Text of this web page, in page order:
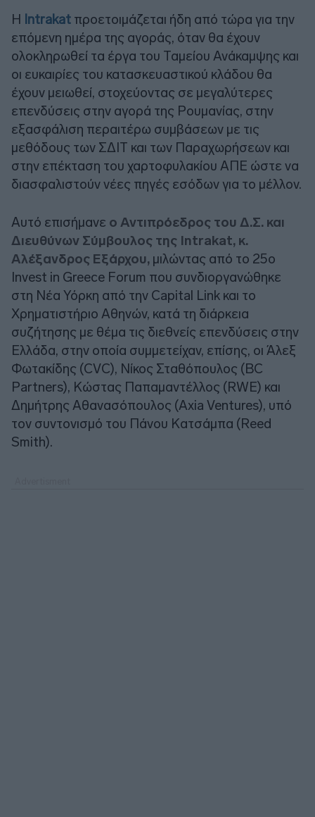
H Intrakat προετοιμάζεται ήδη από τώρα για την
επόμενη ημέρα της αγοράς, όταν θα έχουν
ολοκληρωθεί τα έργα του Ταμείου Ανάκαμψης και
οι ευκαιρίες του κατασκευαστικού κλάδου θα
έχουν μειωθεί, στοχεύοντας σε μεγαλύτερες
επενδύσεις στην αγορά της Ρουμανίας, στην
εξασφάλιση περαιτέρω συμβάσεων με τις
μεθόδους των ΣΔΙΤ και των Παραχωρήσεων και
στην επέκταση του χαρτοφυλακίου ΑΠΕ ώστε να
διασφαλιστούν νέες πηγές εσόδων για το μέλλον.
Αυτό επισήμανε ο Αντιπρόεδρος του Δ.Σ. και
Διευθύνων Σύμβουλος της Intrakat, κ.
Αλέξανδρος Εξάρχου, μιλώντας από το 25o
Invest in Greece Forum που συνδιοργανώθηκε
στη Νέα Υόρκη από την Capital Link και το
Χρηματιστήριο Αθηνών, κατά τη διάρκεια
συζήτησης με θέμα τις διεθνείς επενδύσεις στην
Ελλάδα, στην οποία συμμετείχαν, επίσης, οι Άλεξ
Φωτακίδης (CVC), Νίκος Σταθόπουλος (BC
Partners), Κώστας Παπαμαντέλλος (RWE) και
Δημήτρης Αθανασόπουλος (Axia Ventures), υπό
τον συντονισμό του Πάνου Κατσάμπα (Reed
Smith).